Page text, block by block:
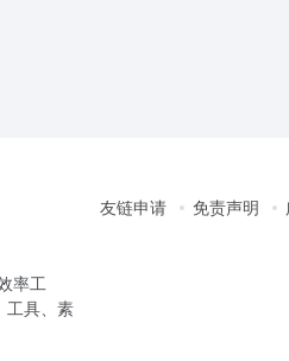
率工
工具、素
友链申请 免责声明